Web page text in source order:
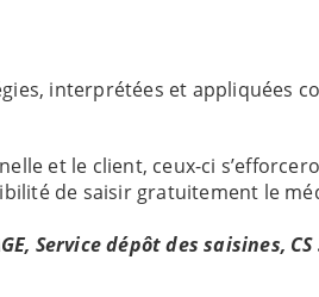
interprétées et appliquées
et le client, ceux-ci
de saisir gratuitement le
Service dépôt des saisines, CS